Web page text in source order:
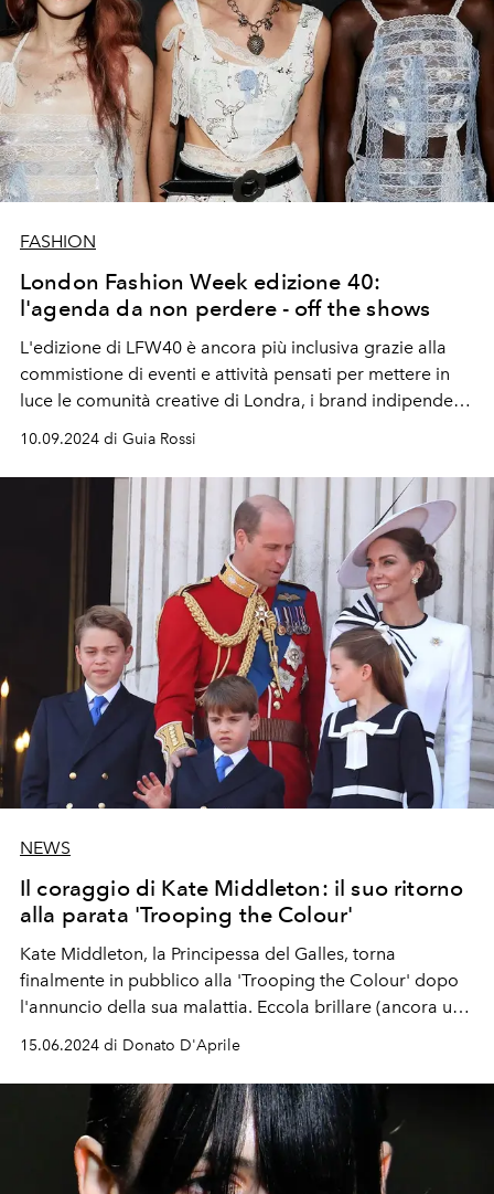
FASHION
London Fashion Week edizione 40:
l'agenda da non perdere - off the shows
L'edizione di LFW40 è ancora più inclusiva grazie alla
commistione di eventi e attività pensati per mettere in
luce le comunità creative di Londra, i brand indipendenti
10.09.2024 di Guia Rossi
NEWS
Il coraggio di Kate Middleton: il suo ritorno
alla parata 'Trooping the Colour'
Kate Middleton, la Principessa del Galles, torna
finalmente in pubblico alla 'Trooping the Colour' dopo
l'annuncio della sua malattia. Eccola brillare (ancora una
15.06.2024 di Donato D'Aprile